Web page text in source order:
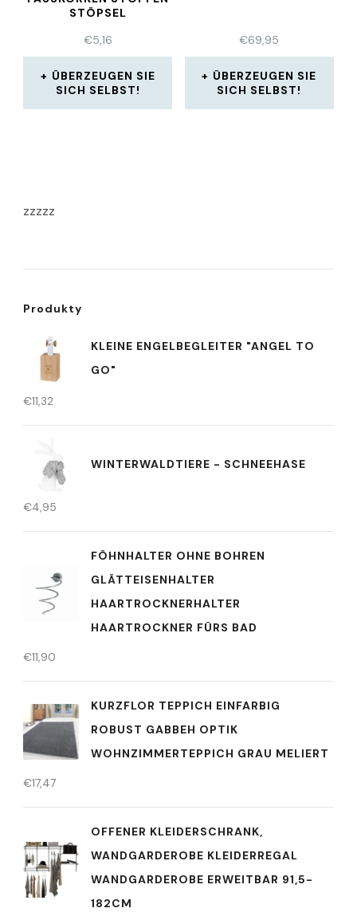
STÖPSEL
€5,16
ÜBERZEUGEN SIE
SICH SELBST!
€69,95
ÜBERZEUGEN SIE
SICH SELBST!
zzzzz
Produkty
KLEINE ENGELBEGLEITER "ANGEL TO
GO"
€11,32
WINTERWALDTIERE - SCHNEEHASE
€4,95
FÖHNHALTER OHNE BOHREN
GLÄTTEISENHALTER
HAARTROCKNERHALTER
HAARTROCKNER FÜRS BAD
€11,90
KURZFLOR TEPPICH EINFARBIG
ROBUST GABBEH OPTIK
WOHNZIMMERTEPPICH GRAU MELIERT
€17,47
OFFENER KLEIDERSCHRANK,
WANDGARDEROBE KLEIDERREGAL
WANDGARDEROBE ERWEITBAR 91,5-
182CM